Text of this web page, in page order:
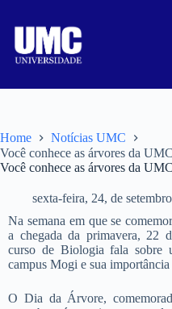
Home
Notícias UMC
Você conhece as árvores da
Você conhece as árvores da
sexta-feira, 24, de
Na semana em que se
a chegada da primavera, 22
curso de Biologia fala sobre
campus Mogi e sua importância
O Dia da Árvore,